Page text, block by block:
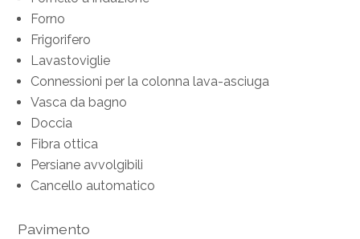
Forno
Frigorifero
Lavastoviglie
Connessioni per la colonna lava-asciuga
Vasca da bagno
Doccia
Fibra ottica
Persiane avvolgibili
Cancello automatico
Pavimento